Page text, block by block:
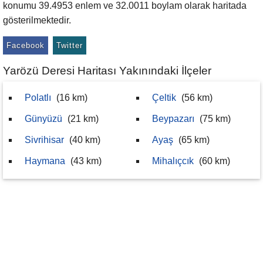
konumu 39.4953 enlem ve 32.0011 boylam olarak haritada
gösterilmektedir.
Facebook Twitter
Yarözü Deresi Haritası Yakınındaki İlçeler
Polatlı (16 km)
Günyüzü (21 km)
Sivrihisar (40 km)
Haymana (43 km)
Çeltik (56 km)
Beypazarı (75 km)
Ayaş (65 km)
Mihalıçcık (60 km)